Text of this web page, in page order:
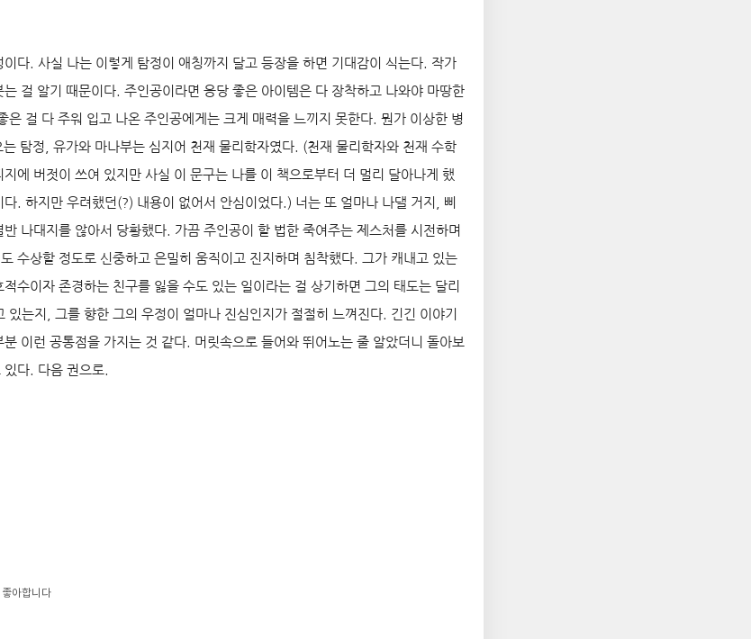
다. 사실 나는 이렇게 탐정이 애칭까지 달고 등장을 하면 기대감이 식는다. 작가
걸 알기 때문이다. 주인공이라면 응당 좋은 아이템은 다 장착하고 나와야 마땅한
은 걸 다 주워 입고 나온 주인공에게는 크게 매력을 느끼지 못한다. 뭔가 이상한 병
탐정, 유가와 마나부는 심지어 천재 물리학자였다. (천재 물리학자와 천재 수학
에 버젓이 쓰여 있지만 사실 이 문구는 나를 이 책으로부터 더 멀리 달아나게 했
. 하지만 우려했던(?) 내용이 없어서 안심이었다.) 너는 또 얼마나 나댈 거지, 삐
나대지를 않아서 당황했다. 가끔 주인공이 할 법한 죽여주는 제스처를 시전하며
수상할 정도로 신중하고 은밀히 움직이고 진지하며 침착했다. 그가 캐내고 있는
수이자 존경하는 친구를 잃을 수도 있는 일이라는 걸 상기하면 그의 태도는 달리
있는지, 그를 향한 그의 우정이 얼마나 진심인지가 절절히 느껴진다. 긴긴 이야기
이런 공통점을 가지는 것 같다. 머릿속으로 들어와 뛰어노는 줄 알았더니 돌아보
다. 다음 권으로.
좋아합니다